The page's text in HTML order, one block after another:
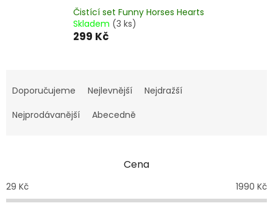
Čistící set Funny Horses Hearts
Skladem (3 ks)
299 Kč
a
e
o
d
Doporučujeme Nejlevnější
Nejdražší
Nejprodávanější
Abecedně
Cena
29 Kč 1990 Kč